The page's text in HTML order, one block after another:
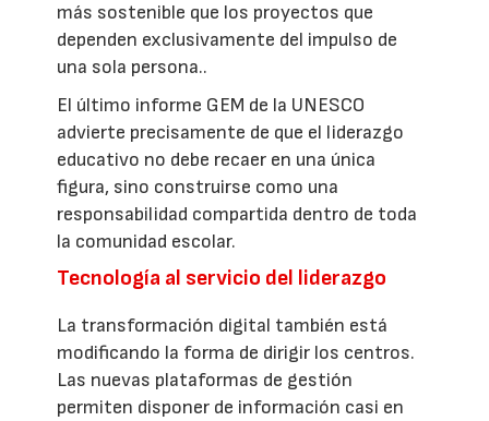
más sostenible que los proyectos que
dependen exclusivamente del impulso de
una sola persona..
El último informe GEM de la UNESCO
advierte precisamente de que el liderazgo
educativo no debe recaer en una única
figura, sino construirse como una
responsabilidad compartida dentro de toda
la comunidad escolar.
Tecnología al servicio del liderazgo
La transformación digital también está
modificando la forma de dirigir los centros.
Las nuevas plataformas de gestión
permiten disponer de información casi en